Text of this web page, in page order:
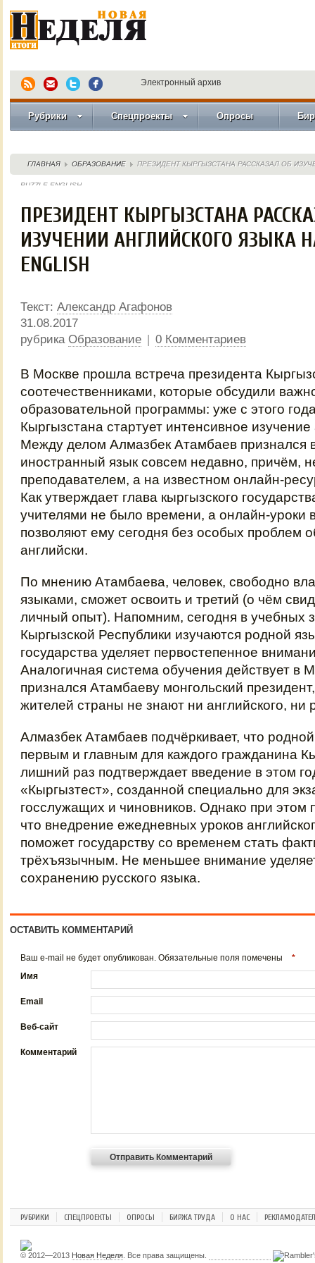
Электронный архив
Рубрики Спецпроекты Опросы
ГЛАВНАЯ ОБРАЗОВАНИЕ ПРЕЗИДЕНТ КЫРГЫЗСТАНА РАССКАЗАЛ ОБ
PUZZLE ENGLISH
ПРЕЗИДЕНТ КЫРГЫЗСТАНА
ИЗУЧЕНИИ АНГЛИЙСКОГО ЯЗЫКА
ENGLISH
Текст: Александр Агафонов
31.08.2017
рубрика Образование | 0 Комментариев
В Москве прошла встреча президента
соотечественниками, которые обсудили
образовательной программы: уже с этого
Кыргызстана стартует интенсивное изучение
Между делом Алмазбек Атамбаев признался
иностранный язык совсем недавно, причём,
преподавателем, а на известном онлайн-
Как утверждает глава кыргызского
учителями не было времени, а онлайн-уроки
позволяют ему сегодня без особых проблем
английски.
По мнению Атамбаева, человек, свободно
языками, сможет освоить и третий (о чём
личный опыт). Напомним, сегодня в учебных
Кыргызской Республики изучаются родной
государства уделяет первостепенное
Аналогичная система обучения действует в
признался Атамбаеву монгольский
жителей страны не знают ни английского, ни
Алмазбек Атамбаев подчёркивает, что
первым и главным для каждого гражданина
лишний раз подтверждает введение в этом
«Кыргызтест», созданной специально для
госслужащих и чиновников. Однако при этом
что внедрение ежедневных уроков
поможет государству со временем стать
трёхъязычным. Не меньшее внимание
сохранению русского языка.
ОСТАВИТЬ КОММЕНТАРИЙ
Ваш e-mail не будет опубликован. Обязательные поля помечены
*
Имя
Email
Веб-сайт
Комментарий
РУБРИКИ СПЕЦПРОЕКТЫ ОПРОСЫ БИРЖА ТРУДА О НАС
© 2012—2013 Новая Неделя . Все права защищены.